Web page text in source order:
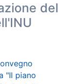
del
"Il piano